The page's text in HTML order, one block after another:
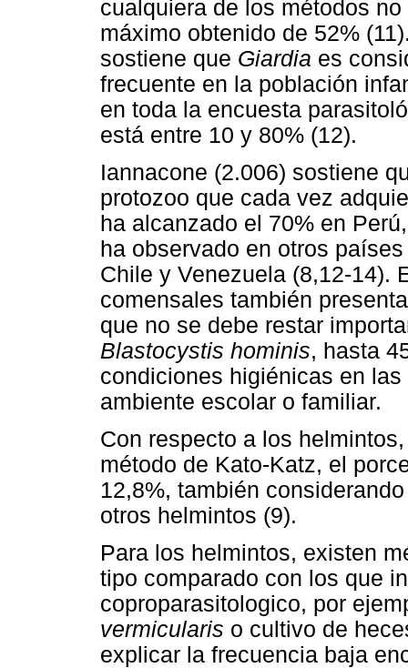
cualquiera de los métodos
máximo obtenido de 52%
sostiene que Giardia es
frecuente en la población
en toda la encuesta
está entre 10 y 80% (12).
Iannacone (2.006) sostiene
protozoo que cada vez
ha alcanzado el 70% en
ha observado en otros
Chile y Venezuela (8,12-14).
comensales también
que no se debe restar
Blastocystis hominis, hasta
condiciones higiénicas en
ambiente escolar o familiar.
Con respecto a los
método de Kato-Katz, el
12,8%, también
otros helmintos (9).
Para los helmintos, existen
tipo comparado con los que
coproparasitologico, por
vermicularis o cultivo de
explicar la frecuencia baja